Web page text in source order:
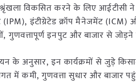
विकसित करने के लिए आईटीसी ने
इंटीग्रेटेड क्रॉप मैनेजमेंट
इनपुट और बाजार से जोड़ने
के अनुसार, इन कार्यक्रमों से जुड़े
में कमी, गुणवत्ता सुधार और बाजार